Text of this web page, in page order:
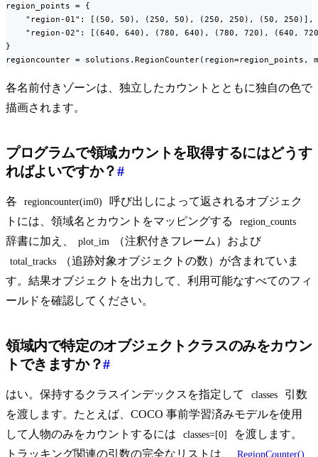
region_points = {
    "region-01": [(50, 50), (250, 50), (250, 250), (50, 250)],
"region-02": [(640, 640), (780, 640), (780, 720), (640,
}
regioncounter = solutions.RegionCounter(region=region_points,
各名前付きゾーンは、独立したカウントとともに独自の色で
描画されます。
プログラムで領域カウントを取得するにはどうす
ればよいですか？#
各 regioncounter(im0)
呼び出しによって返されるオブジェク
トには、領域名とカウントをマッピングする
region_counts
辞書に加え、 plot_im （注釈付きフレーム）および
total_tracks
（追跡対象オブジェクトの数）が含まれていま
す。結果オブジェクトを出力して、利用可能なすべてのフィ
ールドを確認してください。
領域内で特定のオブジェクトクラスのみをカウン
トできますか？#
はい。保持するクラスインデックスを指定して classes
引数
を渡します。たとえば、COCO 事前学習済みモデルを使用
して人物のみをカウントするには
classes=[0]
を渡します。
トラッキング関連の引数の完全なリストは、
RegionCounter()